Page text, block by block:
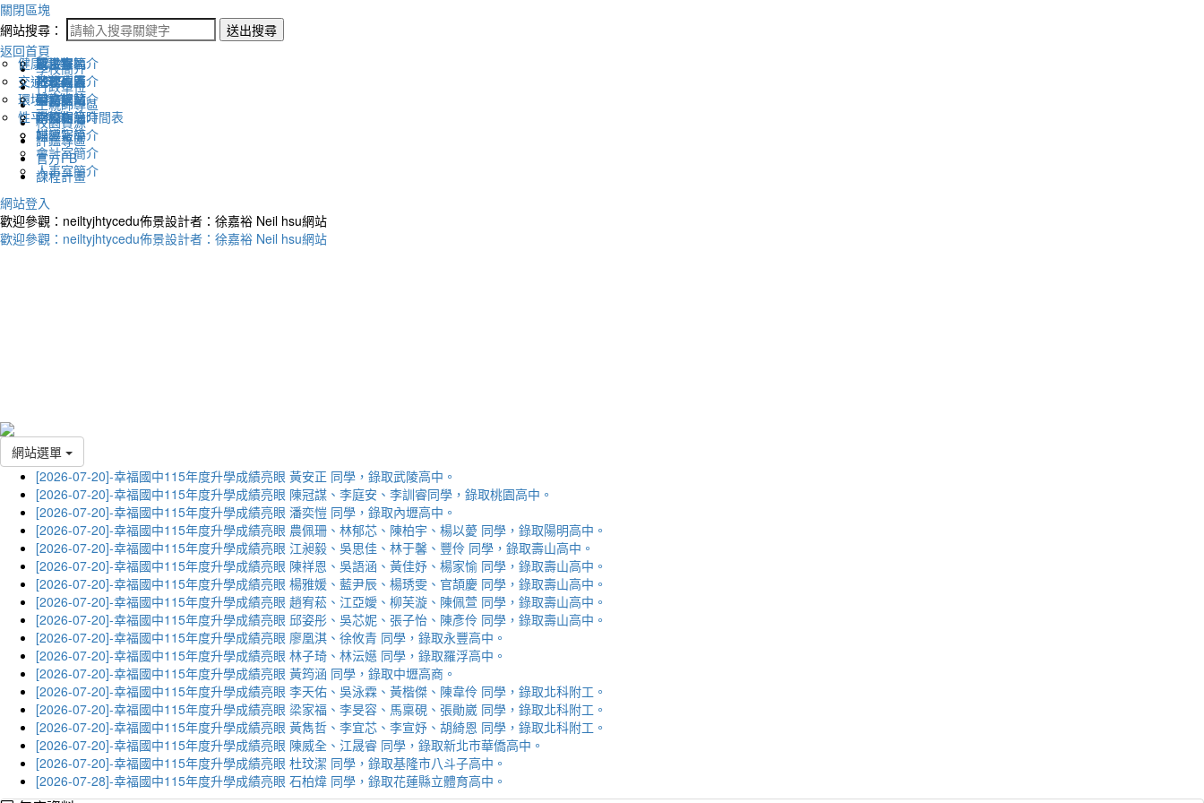
關閉區塊
網站搜尋：
送出搜尋
返回首頁
學校簡介
認識幸福
地理位置
英文網站
幸福相簿
媒體報導
行政單位
校長室簡介
教務處簡介
學務處簡介
總務處簡介
輔導室簡介
會計室簡介
人事室簡介
生親師專區
新生專區
升學專區
圖書館藏
學校作息時間表
校園資源
電子報
下載列表
評鑑專區
健康促進
交通安全
環境教育
性平教育
官方FB
課程計畫
網站登入
歡迎參觀：neiltyjhtycedu佈景設計者：徐嘉裕 Neil hsu網站
歡迎參觀：neiltyjhtycedu佈景設計者：徐嘉裕 Neil hsu網站
網站選單
[2026-07-20]-幸福國中115年度升學成績亮眼 黃安正 同學，錄取武陵高中。
[2026-07-20]-幸福國中115年度升學成績亮眼 陳冠謀、李庭安、李訓睿同學，錄取桃園高中。
[2026-07-20]-幸福國中115年度升學成績亮眼 潘奕愷 同學，錄取內壢高中。
[2026-07-20]-幸福國中115年度升學成績亮眼 農佩珊、林郁芯、陳柏宇、楊以薆 同學，錄取陽明高中。
[2026-07-20]-幸福國中115年度升學成績亮眼 江昶毅、吳思佳、林于馨、豐伶 同學，錄取壽山高中。
[2026-07-20]-幸福國中115年度升學成績亮眼 陳祥恩、吳語涵、黃佳妤、楊家愉 同學，錄取壽山高中。
[2026-07-20]-幸福國中115年度升學成績亮眼 楊雅媛、藍尹辰、楊琇雯、官頡慶 同學，錄取壽山高中。
[2026-07-20]-幸福國中115年度升學成績亮眼 趙宥菘、江亞嬡、柳芙漩、陳佩萱 同學，錄取壽山高中。
[2026-07-20]-幸福國中115年度升學成績亮眼 邱姿彤、吳芯妮、張子怡、陳彥伶 同學，錄取壽山高中。
[2026-07-20]-幸福國中115年度升學成績亮眼 廖凰淇、徐攸青 同學，錄取永豐高中。
[2026-07-20]-幸福國中115年度升學成績亮眼 林子琦、林沄嬨 同學，錄取羅浮高中。
[2026-07-20]-幸福國中115年度升學成績亮眼 黃筠涵 同學，錄取中壢高商。
[2026-07-20]-幸福國中115年度升學成績亮眼 李天佑、吳泳霖、黃楷傑、陳韋伶 同學，錄取北科附工。
[2026-07-20]-幸福國中115年度升學成績亮眼 梁家福、李旻容、馬稟硯、張勛崴 同學，錄取北科附工。
[2026-07-20]-幸福國中115年度升學成績亮眼 黃雋哲、李宜芯、李宣妤、胡綺恩 同學，錄取北科附工。
[2026-07-20]-幸福國中115年度升學成績亮眼 陳威全、江晟睿 同學，錄取新北市華僑高中。
[2026-07-20]-幸福國中115年度升學成績亮眼 杜玟潔 同學，錄取基隆市八斗子高中。
[2026-07-28]-幸福國中115年度升學成績亮眼 石柏煒 同學，錄取花蓮縣立體育高中。